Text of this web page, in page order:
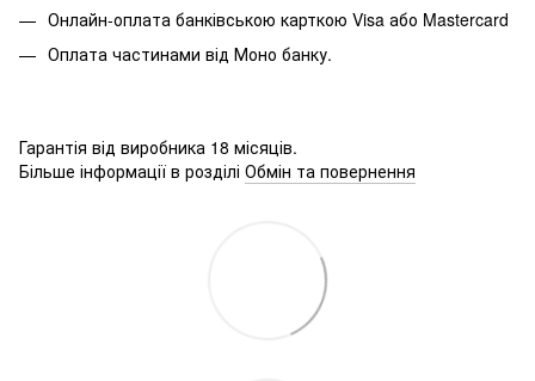
Онлайн-оплата банківською карткою Visa або Mastercard
Оплата частинами від Моно банку.
Гарантія від виробника 18 місяців.
Більше інформації в розділі Обмін та повернення